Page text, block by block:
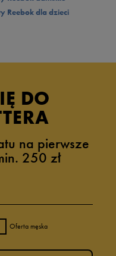
Reebok dla dzieci
DO
na pierwsze
250 zł
Oferta męska